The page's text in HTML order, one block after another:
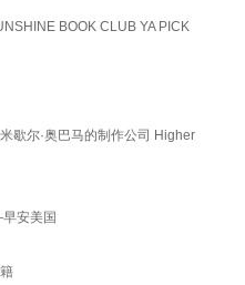
BOOK CLUB YA PICK
歇尔·奥巴马的制作公司 Higher
安美国